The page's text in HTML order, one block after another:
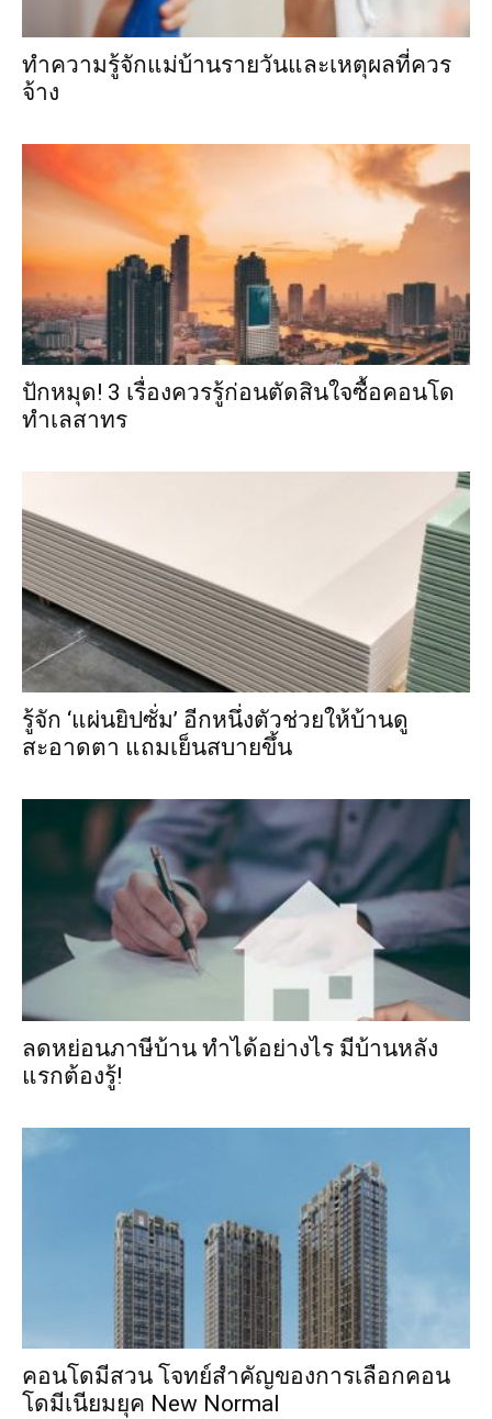
ทำความรู้จักแม่บ้านรายวันและเหตุผลที่ควร
จ้าง
ปักหมุด! 3 เรื่องควรรู้ก่อนตัดสินใจซื้อคอนโด
ทำเลสาทร
รู้จัก ‘แผ่นยิปซั่ม’ อีกหนึ่งตัวช่วยให้บ้านดู
สะอาดตา แถมเย็นสบายขึ้น
ลดหย่อนภาษีบ้าน ทำได้อย่างไร มีบ้านหลัง
แรกต้องรู้!
คอนโดมีสวน โจทย์สำคัญของการเลือกคอน
โดมีเนียมยุค New Normal